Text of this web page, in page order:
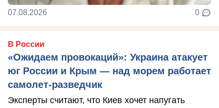
07.08.2026 0
В России
«Ожидаем провокаций»: Украина атакует
юг России и Крым — над морем работает
самолет-разведчик
Эксперты считают, что Киев хочет напугать